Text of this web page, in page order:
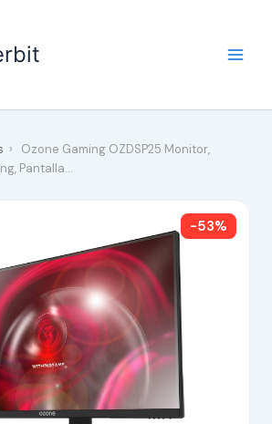
›
Ozone Gaming OZDSP25 Monitor,
Pantalla…
-53%